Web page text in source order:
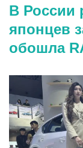
В России
японцев
обошла